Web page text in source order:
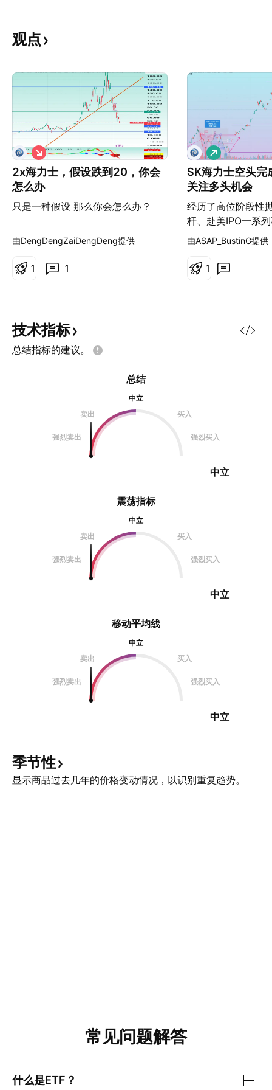
观点
2x海力士，假设跌到20，你会
怎么办
只是一种假设 那么你会怎么办？
做
空
由DengDengZaiDengDeng提供
1
1
SK海力士空头完
关注多头机会
经历了高位阶段性
杆、赴美IPO一系
士仍然是当前AI主
好HBM超级周期+
多头机会，小级别
近，同时基本面关
做
多
由ASAP_BustinG提供
1
技术指标
总结指标的建议。
震荡指标
中立
卖出
买入
强烈卖出 强烈买入
中立
总结
中立
卖出
买入
强烈卖出 强烈买入
中立
移动平均线
中立
卖出
买入
强烈卖出 强烈买入
中立
季节性
显示商品过去几年的价格变动情况，以识别重复趋势。
常见问题解答
什么是ETF？